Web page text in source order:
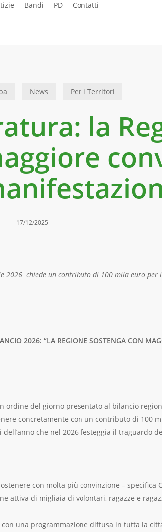
Bandi PD Contatti
News Per i Territori
la
17/12/2025
2026 chiede un contributo di 100 mila euro per
2026: “LA REGIONE SOSTENGA CON
ordine del giorno presentato al bilancio
concretamente con un contributo di 100
che nel 2026 festeggia il traguardo
con molta più convinzione – specifica
attiva di migliaia di volontari, ragazze e
una programmazione diffusa in tutta la